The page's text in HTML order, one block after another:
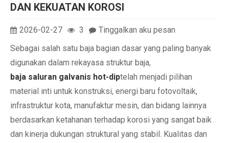
DAN KEKUATAN KOROSI
2026-02-27 3
Tinggalkan aku pesan
Sebagai salah satu baja bagian dasar yang paling banyak
digunakan dalam rekayasa struktur baja,
baja saluran galvanis hot-diptelah menjadi pilihan
material inti untuk konstruksi, energi baru fotovoltaik,
infrastruktur kota, manufaktur mesin, dan bidang lainnya
berdasarkan ketahanan terhadap korosi yang sangat baik
dan kinerja dukungan struktural yang stabil. Kualitas dan